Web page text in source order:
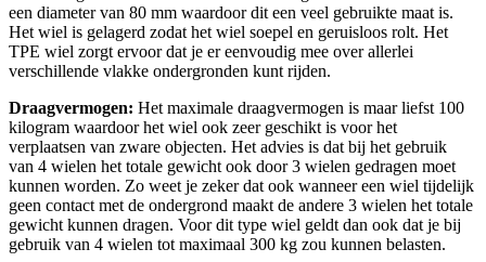
een diameter van 80 mm waardoor dit een veel gebruikte maat is.
Het wiel is gelagerd zodat het wiel soepel en geruisloos rolt. Het
TPE wiel zorgt ervoor dat je er eenvoudig mee over allerlei
verschillende vlakke ondergronden kunt rijden.
Draagvermogen: Het maximale draagvermogen is maar liefst 100
kilogram waardoor het wiel ook zeer geschikt is voor het
verplaatsen van zware objecten. Het advies is dat bij het gebruik
van 4 wielen het totale gewicht ook door 3 wielen gedragen moet
kunnen worden. Zo weet je zeker dat ook wanneer een wiel tijdelijk
geen contact met de ondergrond maakt de andere 3 wielen het totale
gewicht kunnen dragen. Voor dit type wiel geldt dan ook dat je bij
gebruik van 4 wielen tot maximaal 300 kg zou kunnen belasten.